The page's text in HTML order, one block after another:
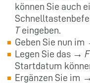
können Sie auch
Teingeben.
Geben Sie nun im
Legen Sie das →
Startdatum
Ergänzen Sie im →